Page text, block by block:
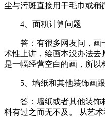
尘与污斑直接用干毛巾或稍
4、面积计算问题
答：有很多网友问，画一
术性上讲，绘画本没办法
是一幅经营空白的画，所以
5、墙纸和其他装饰画跟
答：墙纸或者其他装饰材
料有过之而无不及。 从艺